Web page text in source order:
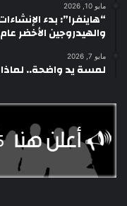
مايو 10, 2026
“هاينفرا”: بدء
والهيدروجين الأخضر عام 2030
مايو 7, 2026
لمسة يد واضحة..